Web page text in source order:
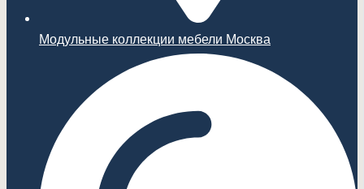
Модульные коллекции мебели Москва